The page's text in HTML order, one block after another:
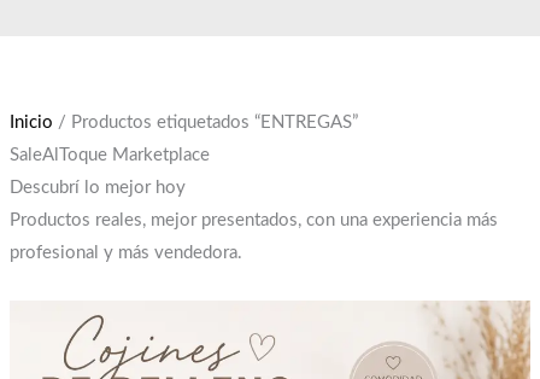
Inicio / Productos etiquetados “ENTREGAS”
SaleAlToque Marketplace
Descubrí lo mejor hoy
Productos reales, mejor presentados, con una experiencia más
profesional y más vendedora.
era:
$12,000.
es:
$10,000.